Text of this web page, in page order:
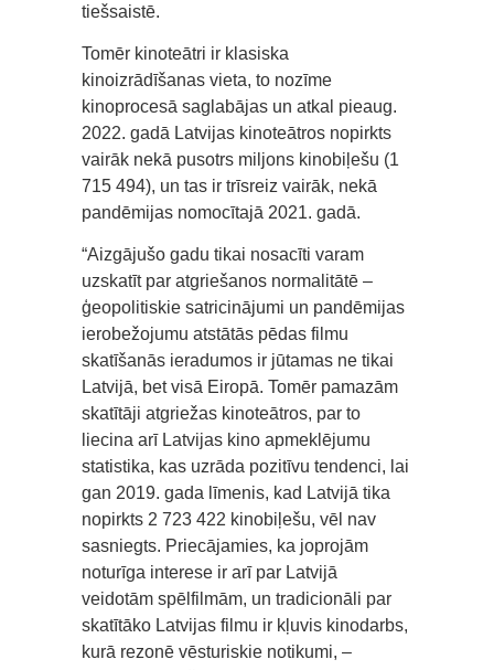
tiešsaistē.
Tomēr kinoteātri ir klasiska
kinoizrādīšanas vieta, to nozīme
kinoprocesā saglabājas un atkal pieaug.
2022. gadā Latvijas kinoteātros nopirkts
vairāk nekā pusotrs miljons kinobiļešu (1
715 494), un tas ir trīsreiz vairāk, nekā
pandēmijas nomocītajā 2021. gadā.
“Aizgājušo gadu tikai nosacīti varam
uzskatīt par atgriešanos normalitātē –
ģeopolitiskie satricinājumi un pandēmijas
ierobežojumu atstātās pēdas filmu
skatīšanās ieradumos ir jūtamas ne tikai
Latvijā, bet visā Eiropā. Tomēr pamazām
skatītāji atgriežas kinoteātros, par to
liecina arī Latvijas kino apmeklējumu
statistika, kas uzrāda pozitīvu tendenci, lai
gan 2019. gada līmenis, kad Latvijā tika
nopirkts 2 723 422 kinobiļešu, vēl nav
sasniegts. Priecājamies, ka joprojām
noturīga interese ir arī par Latvijā
veidotām spēlfilmām, un tradicionāli par
skatītāko Latvijas filmu ir kļuvis kinodarbs,
kurā rezonē vēsturiskie notikumi, –